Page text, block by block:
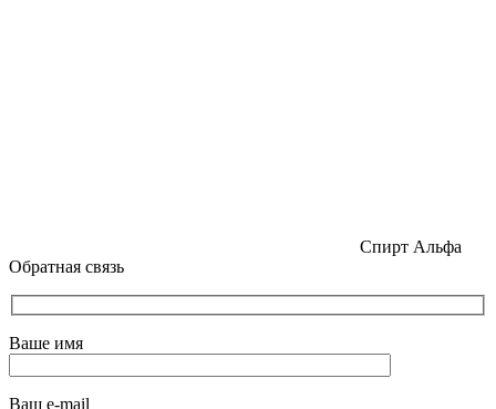
Спирт Альфа
Обратная связь
Ваше имя
Ваш e-mail